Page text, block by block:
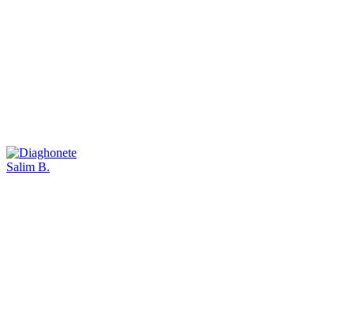
Salim B.